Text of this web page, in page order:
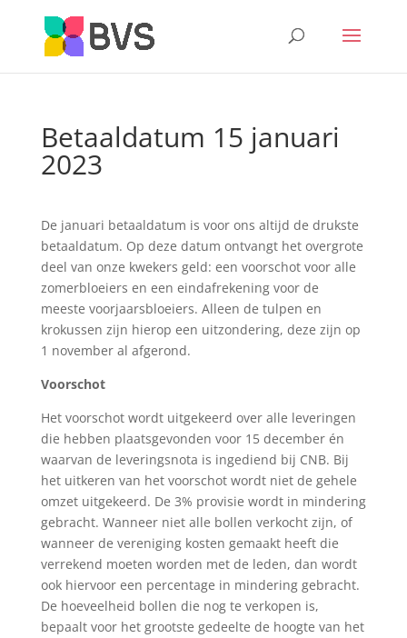
Betaaldatum 15 januari
2023
De januari betaaldatum is voor ons altijd de drukste
betaaldatum. Op deze datum ontvangt het overgrote
deel van onze kwekers geld: een voorschot voor alle
zomerbloeiers en een eindafrekening voor de
meeste voorjaarsbloeiers. Alleen de tulpen en
krokussen zijn hierop een uitzondering, deze zijn op
1 november al afgerond.
Voorschot
Het voorschot wordt uitgekeerd over alle leveringen
die hebben plaatsgevonden voor 15 december én
waarvan de leveringsnota is ingediend bij CNB. Bij
het uitkeren van het voorschot wordt niet de gehele
omzet uitgekeerd. De 3% provisie wordt in mindering
gebracht. Wanneer niet alle bollen verkocht zijn, of
wanneer de vereniging kosten gemaakt heeft die
verrekend moeten worden met de leden, dan wordt
ook hiervoor een percentage in mindering gebracht.
De hoeveelheid bollen die nog te verkopen is,
bepaalt voor het grootste gedeelte de hoogte van het